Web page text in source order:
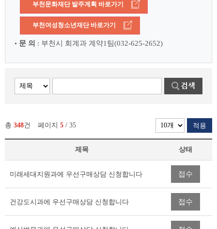
부천문화재단 발주계획 바로가기
부천여성청소년재단 바로가기
문 의 : 부천시 회계과 계약1팀(032-625-2652)
총 348건 페이지 5 / 35 적용
선
면
담
제목 상태
미래세대지원과에 우선구매상담 신청합니다 접수
건강도시과에 우선구매상담 신청합니다 접수